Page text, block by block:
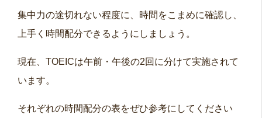
集中力の途切れない程度に、時間をこまめに確認し、
上手く時間配分できるようにしましょう。
現在、TOEICは午前・午後の2回に分けて実施されて
います。
それぞれの時間配分の表をぜひ参考にしてください